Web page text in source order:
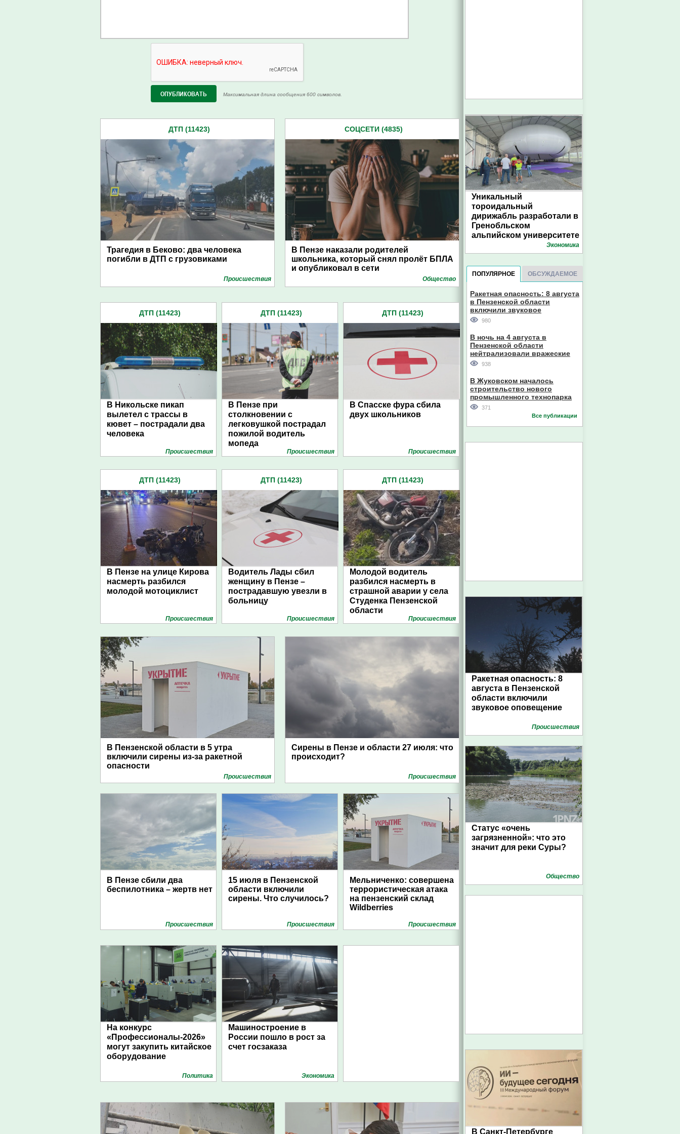
Максимальная длина сообщения 600 символов.
ДТП (11423)
Трагедия в Беково: два человека
погибли в ДТП с грузовиками
Проиcшествия
СОЦСЕТИ (4835)
В Пензе наказали родителей
школьника, который снял пролёт БПЛА
и опубликовал в сети
Общество
ДТП (11423)
В Никольске пикап
вылетел с трассы в
кювет – пострадали два
человека
Проиcшествия
ДТП (11423)
В Пензе при
столкновении с
легковушкой пострадал
пожилой водитель
мопеда
Проиcшествия
ДТП (11423)
В Спасске фура сбила
двух школьников
Проиcшествия
ДТП (11423)
В Пензе на улице Кирова
насмерть разбился
молодой мотоциклист
Проиcшествия
ДТП (11423)
Водитель Лады сбил
женщину в Пензе –
пострадавшую увезли в
больницу
Проиcшествия
ДТП (11423)
Молодой водитель
разбился насмерть в
страшной аварии у села
Студенка Пензенской
области
Проиcшествия
В Пензенской области в 5 утра
включили сирены из-за ракетной
опасности
Проиcшествия
Сирены в Пензе и области 27 июля: что
происходит?
Проиcшествия
В Пензе сбили два
беспилотника – жертв нет
Проиcшествия
15 июля в Пензенской
области включили
сирены. Что случилось?
Проиcшествия
Мельниченко: совершена
террористическая атака
на пензенский склад
Wildberries
Проиcшествия
На конкурс
«Профессионалы-2026»
могут закупить китайское
оборудование
Политика
Машиностроение в
России пошло в рост за
счет госзаказа
Экономика
Уникальный
тороидальный
дирижабль разработали в
Гренобльском
альпийском университете
Экономика
ПОПУЛЯРНОЕ ОБСУЖДАЕМОЕ
Ракетная опасность: 8 августа
в Пензенской области
включили звуковое
оповещение
980
В ночь на 4 августа в
Пензенской области
нейтрализовали вражеские
дроны
938
В Жуковском началось
строительство нового
промышленного технопарка
371
Все публикации
Ракетная опасность: 8
августа в Пензенской
области включили
звуковое оповещение
Проиcшествия
Статус «очень
загрязненной»: что это
значит для реки Суры?
Общество
В Санкт-Петербурге